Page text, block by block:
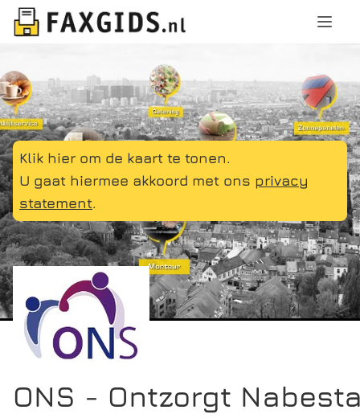
Klik hier om de kaart te tonen.
U gaat hiermee akkoord met ons privacy
statement.
ONS - Ontzorgt